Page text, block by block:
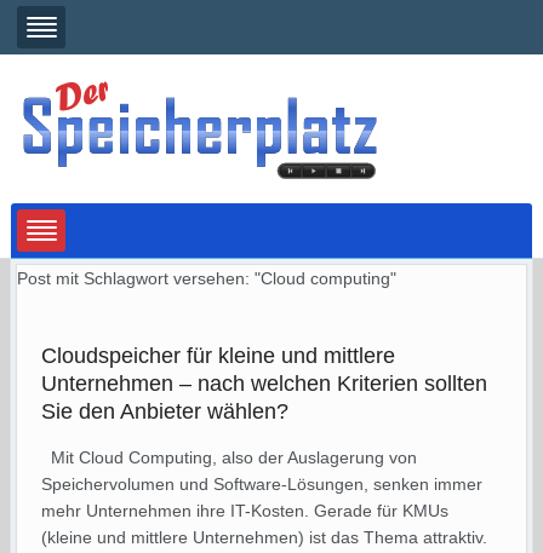
Post mit Schlagwort versehen: "Cloud computing"
Cloudspeicher für kleine und mittlere
Unternehmen – nach welchen Kriterien sollten
Sie den Anbieter wählen?
Mit Cloud Computing, also der Auslagerung von
Speichervolumen und Software-Lösungen, senken immer
mehr Unternehmen ihre IT-Kosten. Gerade für KMUs
(kleine und mittlere Unternehmen) ist das Thema attraktiv.